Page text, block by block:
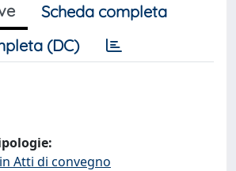
Scheda completa
(DC)
Atti di convegno